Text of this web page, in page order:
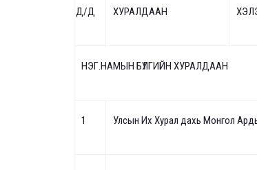
Д/Д ХУРАЛДААН
НЭГ.НАМЫН БҮЛГИЙН ХУРАЛДААН
1 Улсын Их Хурал дахь Монгол